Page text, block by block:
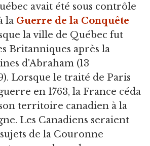
avait été sous contrôle
la Guerre de la Conquête
la ville de Québec fut
Britanniques après la
d'Abraham (13
Lorsque le traité de Paris
en 1763, la France céda
territoire canadien à la
Les Canadiens seraient
de la Couronne